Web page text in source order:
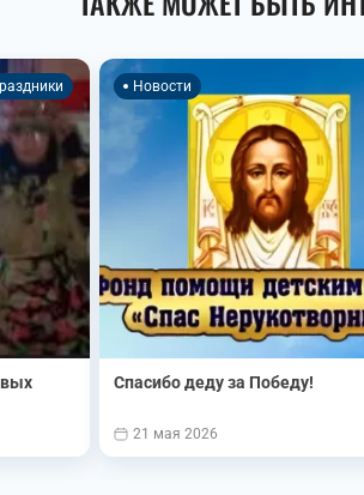
Новости
Спасибо деду за Победу!
21 мая 2026